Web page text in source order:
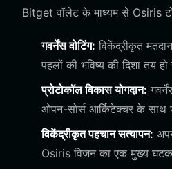
Bitget वॉलेट के माध्यम से Osiris
गवर्नेंस वोटिंग: विकेंद्रीकृत
पहलों की भविष्य की दिशा तय
प्रोटोकॉल विकास योगदान:
ओपन-सोर्स आर्किटेक्चर के साथ
विकेंद्रीकृत पहचान सत्यापन:
Osiris विजन का एक मुख्य